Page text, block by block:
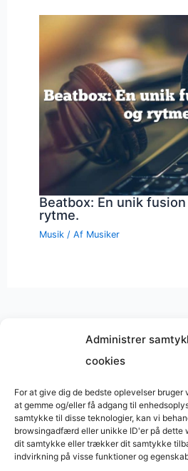
Administrer
cookies
For at give dig de bedste oplevelser
at gemme og/eller få adgang til
samtykke til disse teknologier, kan vi
browsingadfærd eller unikke ID'er på dette
dit samtykke eller trækker dit samtykke
indvirkning på visse funktioner og
Beatbox: En unik
rytme.
Musik / Af Musiker
Musik på
Copyright © 2026
Udviklet af
Bygget med